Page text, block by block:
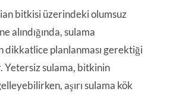
bitkisi üzerindeki olumsuz
alındığında, sulama
dikkatlice planlanması gerektiği
Yetersiz sulama, bitkinin
aşırı sulama kök